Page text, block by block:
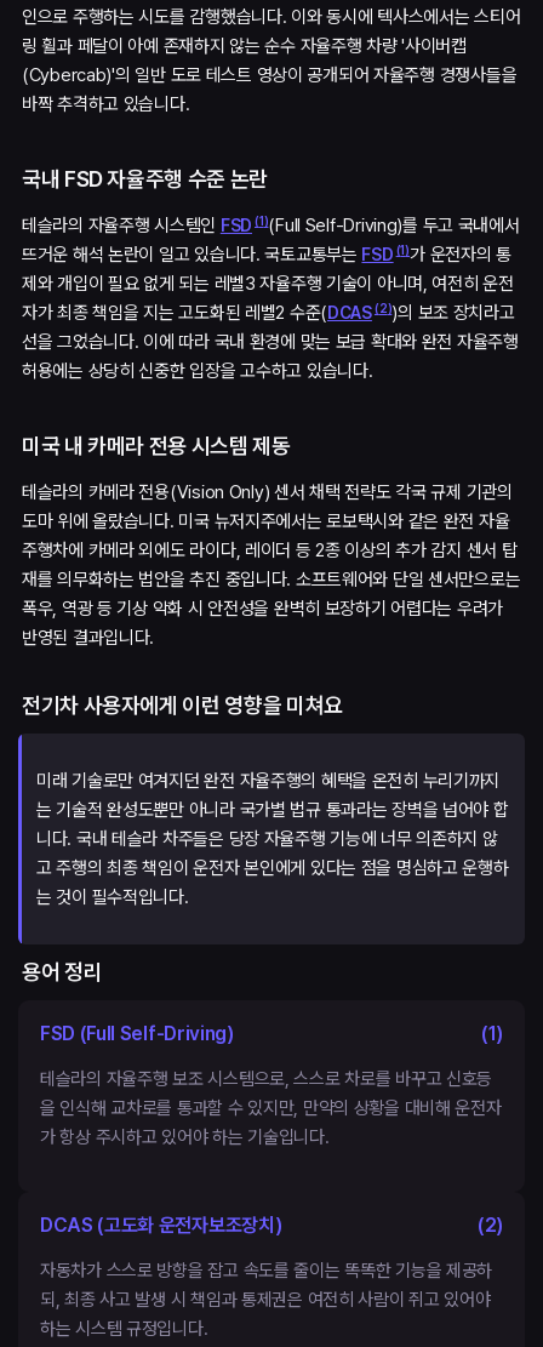
인으로 주행하는 시도를 감행했습니다. 이와 동시에 텍사스에서는 스티어
링 휠과 페달이 아예 존재하지 않는 순수 자율주행 차량 '사이버캡
(Cybercab)'의 일반 도로 테스트 영상이 공개되어 자율주행 경쟁사들을
바짝 추격하고 있습니다.
국내 FSD 자율주행 수준 논란
테슬라의 자율주행 시스템인 FSD (1)(Full Self-Driving)를 두고 국내에서
뜨거운 해석 논란이 일고 있습니다. 국토교통부는 FSD (1)가 운전자의 통
제와 개입이 필요 없게 되는 레벨3 자율주행 기술이 아니며, 여전히 운전
자가 최종 책임을 지는 고도화된 레벨2 수준(DCAS(2))의 보조 장치라고
선을 그었습니다. 이에 따라 국내 환경에 맞는 보급 확대와 완전 자율주행
허용에는 상당히 신중한 입장을 고수하고 있습니다.
미국 내 카메라 전용 시스템 제동
테슬라의 카메라 전용(Vision Only) 센서 채택 전략도 각국 규제 기관의
도마 위에 올랐습니다. 미국 뉴저지주에서는 로보택시와 같은 완전 자율
주행차에 카메라 외에도 라이다, 레이더 등 2종 이상의 추가 감지 센서 탑
재를 의무화하는 법안을 추진 중입니다. 소프트웨어와 단일 센서만으로는
폭우, 역광 등 기상 악화 시 안전성을 완벽히 보장하기 어렵다는 우려가
반영된 결과입니다.
전기차 사용자에게 이런 영향을 미쳐요
미래 기술로만 여겨지던 완전 자율주행의 혜택을 온전히 누리기까지
는 기술적 완성도뿐만 아니라 국가별 법규 통과라는 장벽을 넘어야 합
니다. 국내 테슬라 차주들은 당장 자율주행 기능에 너무 의존하지 않
고 주행의 최종 책임이 운전자 본인에게 있다는 점을 명심하고 운행하
는 것이 필수적입니다.
용어 정리
FSD (Full Self-Driving) (1)
테슬라의 자율주행 보조 시스템으로, 스스로 차로를 바꾸고 신호등
을 인식해 교차로를 통과할 수 있지만, 만약의 상황을 대비해 운전자
가 항상 주시하고 있어야 하는 기술입니다.
DCAS (고도화 운전자보조장치) (2)
자동차가 스스로 방향을 잡고 속도를 줄이는 똑똑한 기능을 제공하
되, 최종 사고 발생 시 책임과 통제권은 여전히 사람이 쥐고 있어야
하는 시스템 규정입니다.